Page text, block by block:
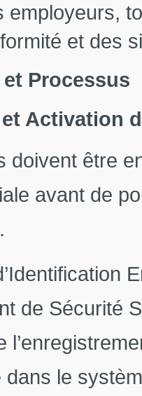
et des
Processus
Activation
doivent être
avant de
de Sécurité
dans le